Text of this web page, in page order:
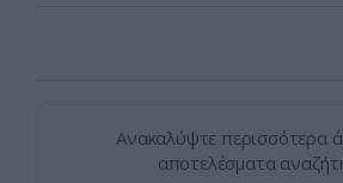
Ανακαλύψτε περισσότερα
αποτελέσματα